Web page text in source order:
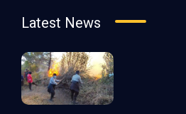
Latest News